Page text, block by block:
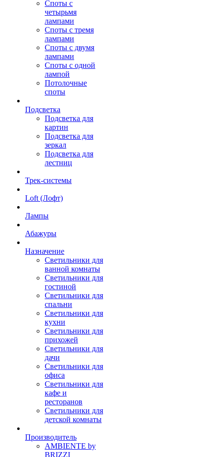
Споты с
четырьмя
лампами
Споты с тремя
лампами
Споты с двумя
лампами
Споты с одной
лампой
Потолочные
споты
Подсветка
Подсветка для
картин
Подсветка для
зеркал
Подсветка для
лестниц
Трек-системы
Loft (Лофт)
Лампы
Абажуры
Назначение
Светильники для
ванной комнаты
Светильники для
гостиной
Светильники для
спальни
Светильники для
кухни
Светильники для
прихожей
Светильники для
дачи
Светильники для
офиса
Светильники для
кафе и
ресторанов
Светильники для
детской комнаты
Производитель
AMBIENTE by
BRIZZI